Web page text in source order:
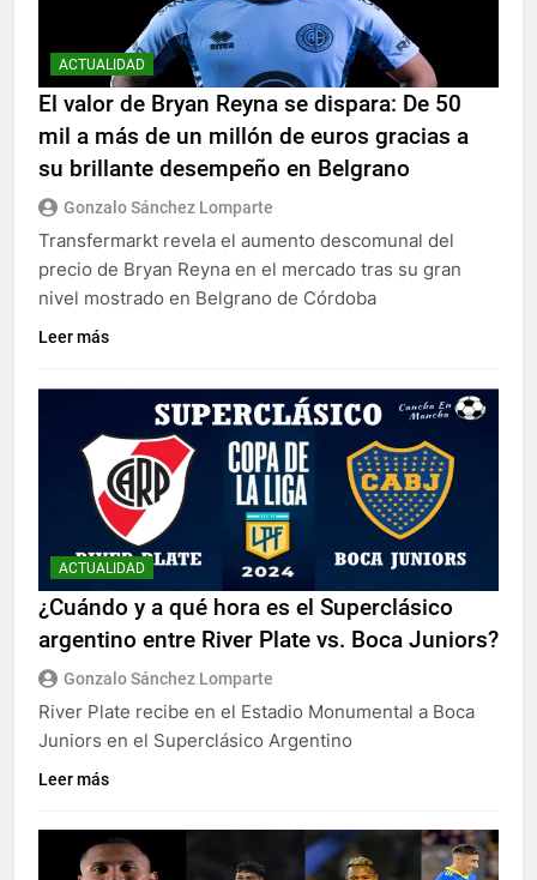
ACTUALIDAD
El valor de Bryan Reyna se dispara: De 50
mil a más de un millón de euros gracias a
su brillante desempeño en Belgrano
Gonzalo Sánchez Lomparte
Transfermarkt revela el aumento descomunal del
precio de Bryan Reyna en el mercado tras su gran
nivel mostrado en Belgrano de Córdoba
Leer más
ACTUALIDAD
¿Cuándo y a qué hora es el Superclásico
argentino entre River Plate vs. Boca Juniors?
Gonzalo Sánchez Lomparte
River Plate recibe en el Estadio Monumental a Boca
Juniors en el Superclásico Argentino
Leer más